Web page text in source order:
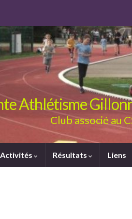
Athlétisme
Club associé au
Activités Résultats Liens